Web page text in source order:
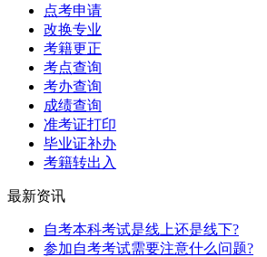
点考申请
改换专业
考籍更正
考点查询
考办查询
成绩查询
准考证打印
毕业证补办
考籍转出入
最新资讯
自考本科考试是线上还是线下?
参加自考考试需要注意什么问题?